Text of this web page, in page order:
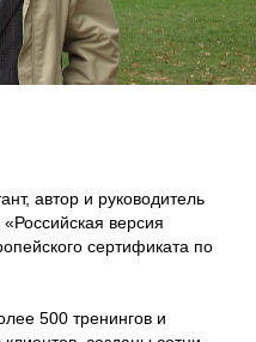
автор и руководитель
версия
сертификата по
500 тренингов и